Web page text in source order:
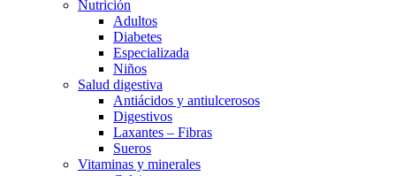
Nutrición
Adultos
Diabetes
Especializada
Niños
Salud digestiva
Antiácidos y antiulcerosos
Digestivos
Laxantes – Fibras
Sueros
Vitaminas y minerales